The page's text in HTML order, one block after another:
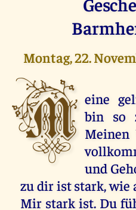
Montag, 22.
M eine
bin so
und
zu dir ist stark, wie
Mir stark ist. Du